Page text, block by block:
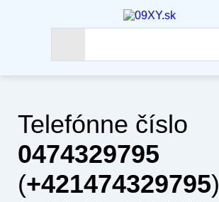
Telefónne číslo
0474329795
(+421474329795)